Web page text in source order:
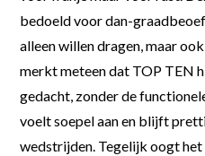
bedoeld voor dan-
alleen willen dragen, maar
merkt meteen dat TOP TEN
gedacht, zonder de
voelt soepel aan en blijft
wedstrijden. Tegelijk oogt